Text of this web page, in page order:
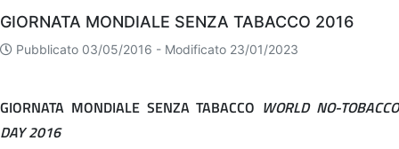
Eventi
GIORNATA MONDIALE SENZA TABACCO 2016
Pubblicato 03/05/2016 - Modificato 23/01/2023
GIORNATA MONDIALE SENZA TABACCO WORLD NO-TOBACCO
DAY 2016